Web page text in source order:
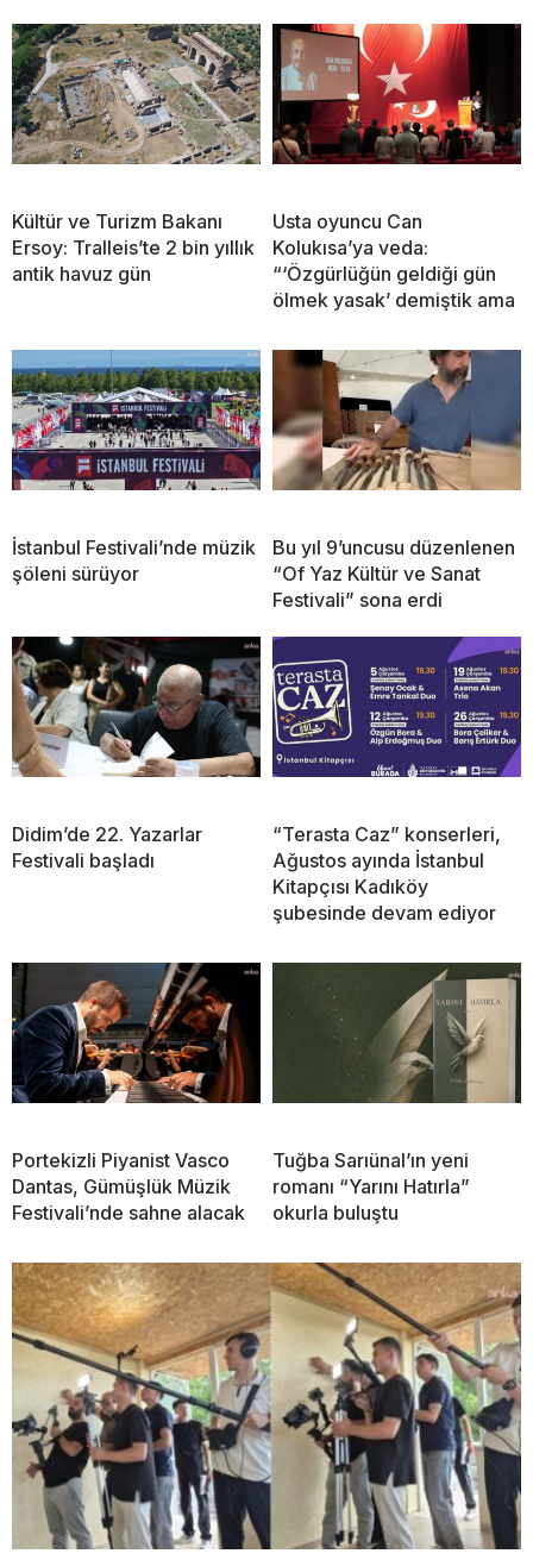
Kültür ve Turizm Bakanı
Ersoy: Tralleis’te 2 bin yıllık
antik havuz gün
Usta oyuncu Can
Kolukısa’ya veda:
“‘Özgürlüğün geldiği gün
ölmek yasak’ demiştik ama
İstanbul Festivali’nde müzik
şöleni sürüyor
Bu yıl 9’uncusu düzenlenen
“Of Yaz Kültür ve Sanat
Festivali” sona erdi
Didim’de 22. Yazarlar
Festivali başladı
“Terasta Caz” konserleri,
Ağustos ayında İstanbul
Kitapçısı Kadıköy
şubesinde devam ediyor
Portekizli Piyanist Vasco
Dantas, Gümüşlük Müzik
Festivali’nde sahne alacak
Tuğba Sarıünal’ın yeni
romanı “Yarını Hatırla”
okurla buluştu